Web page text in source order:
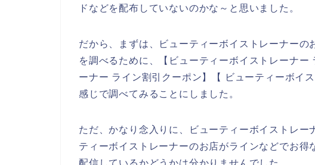
ドなどを配布していないのかな～と思いました。
だから、まずは、ビューティーボイストレーナーの
を調べるために、【ビューティーボイストレーナ
ーナー ライン割引クーポン】【 ビューティーボイ
感じで調べてみることにしました。
ただ、かなり念入りに、ビューティーボイストレー
ティーボイストレーナーのお店がラインなどでお得